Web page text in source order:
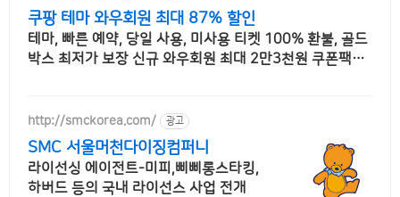
쿠팡 테마 와우회원 최대 87% 할인
테마, 빠른 예약, 당일 사용, 미사용 티켓 100% 환불, 골드
박스 최저가 보장 신규 와우회원 최대 2만3천원 쿠폰팩+
http://smckorea.com/ 광고
SMC 서울머천다이징컴퍼니
라이선싱 에이전트-미피,삐삐롱스타킹,
하버드 등의 국내 라이선스 사업 전개